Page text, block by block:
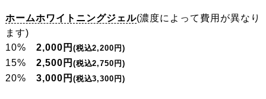
ホームホワイトニングジェル(濃度によって費用が異なり
ます)
10% 2,000円 (税込2,200円)
15% 2,500円 (税込2,750円)
20% 3,000円 (税込3,300円)